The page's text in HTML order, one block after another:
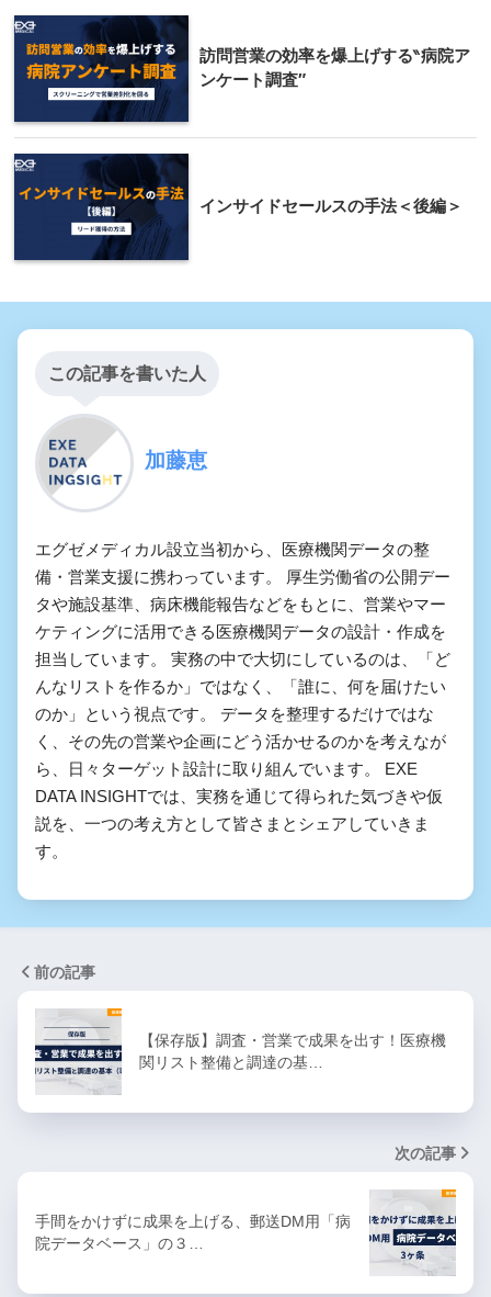
訪問営業の効率を爆上げする‶病院ア
ンケート調査″
インサイドセールスの手法＜後編＞
この記事を書いた人
加藤恵
エグゼメディカル設立当初から、医療機関データの整
備・営業支援に携わっています。 厚生労働省の公開デー
タや施設基準、病床機能報告などをもとに、営業やマー
ケティングに活用できる医療機関データの設計・作成を
担当しています。 実務の中で大切にしているのは、「ど
んなリストを作るか」ではなく、「誰に、何を届けたい
のか」という視点です。 データを整理するだけではな
く、その先の営業や企画にどう活かせるのかを考えなが
ら、日々ターゲット設計に取り組んでいます。 EXE
DATA INSIGHTでは、実務を通じて得られた気づきや仮
説を、一つの考え方として皆さまとシェアしていきま
す。
前の記事
【保存版】調査・営業で成果を出す！医療機
関リスト整備と調達の基…
次の記事
手間をかけずに成果を上げる、郵送DM用「病
院データベース」の３…